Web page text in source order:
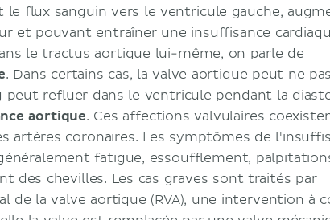
flux sanguin vers le ventricule gauche,
et pouvant entraîner une insuffisance
le tractus aortique lui-même, on parle de
. Dans certains cas, la valve aortique peut ne
refluer dans le ventricule pendant la
aortique. Ces affections valvulaires
artères coronaires. Les symptômes de
fatigue, essoufflement,
des chevilles. Les cas graves sont traités par
de la valve aortique (RVA), une intervention à